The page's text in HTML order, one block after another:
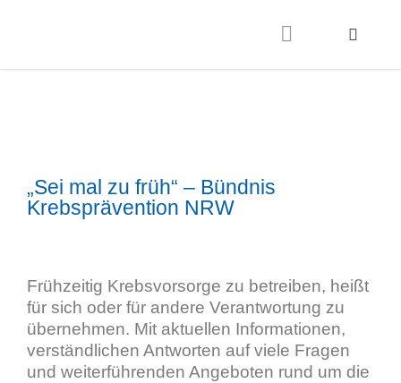
„Sei mal zu früh“ – Bündnis
Krebsprävention NRW
Frühzeitig Krebsvorsorge zu betreiben, heißt
für sich oder für andere Verantwortung zu
übernehmen. Mit aktuellen Informationen,
verständlichen Antworten auf viele Fragen
und weiterführenden Angeboten rund um die